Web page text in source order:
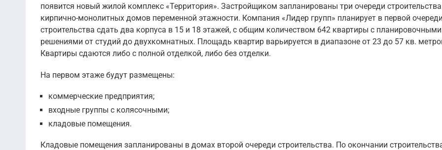
появится новый жилой комплекс «Территория». Застройщиком запланированы три очереди строительства
кирпично-монолитных домов переменной этажности. Компания «Лидер групп» планирует в первой очереди
строительства сдать два корпуса в 15 и 18 этажей, с общим количеством 642 квартиры с планировочными
решениями от студий до двухкомнатных. Площадь квартир варьируется в диапазоне от 23 до 57 кв.
Квартиры сдаются либо с полной отделкой, либо без отделки.
На первом этаже будут размещены:
коммерческие предприятия;
входные группы с колясочными;
кладовые помещения.
Кладовые помещения запланированы в домах второй очереди строительства. По окончании